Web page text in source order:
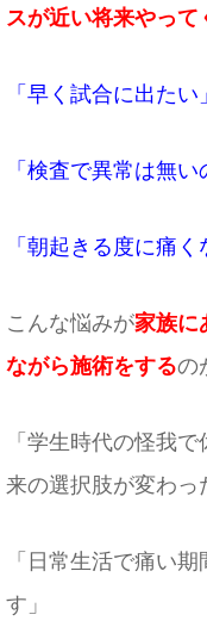
スが近い将来やって
「早く試合に出たい」
「検査で異常は無
「朝起きる度に痛く
こんな悩みが家族に
ながら施術をするの
「学生時代の怪我
来の選択肢が変わっ
「日常生活で痛い
す」